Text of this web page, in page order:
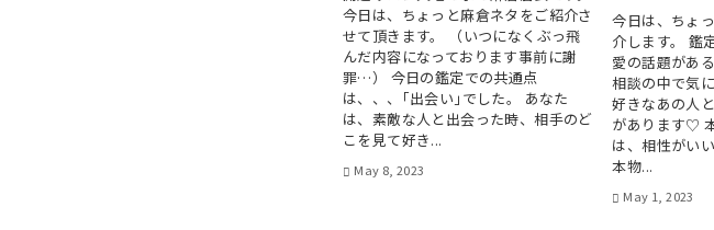
今日は、ちょっと麻倉ネタをご紹介さ
せて頂きます。 （いつになくぶっ飛
んだ内容になっております事前に謝
罪…） 今日の鑑定での共通点
は、、、｢出会い｣でした。 あなた
は、素敵な人と出会った時、相手のど
こを見て好き...
May 8, 2023
今日は、ちょ
介します。 鑑
愛の話題があ
相談の中で気
好きなあの人
があります♡
は、相性がい
本物...
May 1, 2023